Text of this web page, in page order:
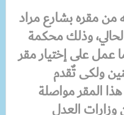
من مقره بشارع مراد
وذلك محكمة
عمل على إختيار مقر
ولكى تٌقدم
المقر مواصلة
وزارات العدل